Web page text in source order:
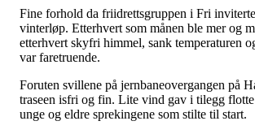
Fine forhold da friidrettsgruppen i Fri
vinterløp. Etterhvert som månen ble mer og
etterhvert skyfri himmel, sank temperaturen
var faretruende.
Foruten svillene på jernbaneovergangen på
traseen isfri og fin. Lite vind gav i tilegg
unge og eldre sprekingene som stilte til start.